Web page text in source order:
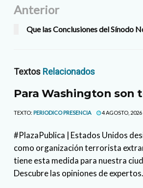
Anterior
Que las Conclusiones del Sínodo
Textos Relacionados
Para Washington son
TEXTO: PERIODICO PRESENCIA 4 AGOSTO, 2026
#PlazaPublica | Estados Unidos
como organización terrorista
tiene esta medida para nuestra
Descubre las opiniones de expertos.